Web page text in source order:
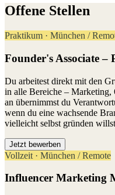
Offene Stellen
Praktikum · München /
Founder's Associate
Du arbeitest direkt mit den
in alle Bereiche – Marketing,
an übernimmst du
wenn du eine wachsende
vielleicht selbst gründen
Jetzt bewerben
Vollzeit · München / Remote
Influencer Marketing